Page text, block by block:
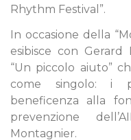
Rhythm Festival”.
In occasione della
esibisce con
“Un piccolo aiuto”
come singolo: i
beneficenza alla
prevenzione
Montagnier.